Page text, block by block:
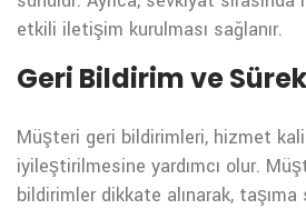
etkili iletişim kurulması sağlanır.
Geri Bildirim ve
Müşteri geri bildirimleri, hizmet
iyileştirilmesine yardımcı olur.
bildirimler dikkate alınarak,